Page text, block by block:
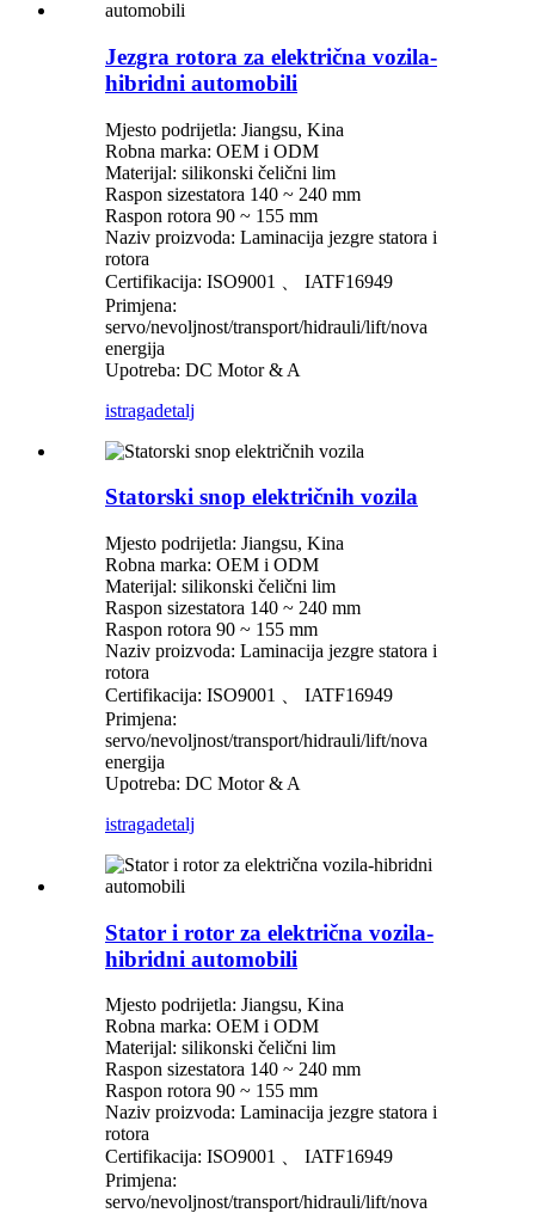
Jezgra rotora za električna vozila-
hibridni automobili
Mjesto podrijetla: Jiangsu, Kina
Robna marka: OEM i ODM
Materijal: silikonski čelični lim
Raspon sizestatora 140 ~ 240 mm
Raspon rotora 90 ~ 155 mm
Naziv proizvoda: Laminacija jezgre statora i
rotora
Certifikacija: ISO9001 、 IATF16949
Primjena:
servo/nevoljnost/transport/hidrauli/lift/nova
energija
Upotreba: DC Motor & A
istragadetalj
Statorski snop električnih vozila
Mjesto podrijetla: Jiangsu, Kina
Robna marka: OEM i ODM
Materijal: silikonski čelični lim
Raspon sizestatora 140 ~ 240 mm
Raspon rotora 90 ~ 155 mm
Naziv proizvoda: Laminacija jezgre statora i
rotora
Certifikacija: ISO9001 、 IATF16949
Primjena:
servo/nevoljnost/transport/hidrauli/lift/nova
energija
Upotreba: DC Motor & A
istragadetalj
Stator i rotor za električna vozila-
hibridni automobili
Mjesto podrijetla: Jiangsu, Kina
Robna marka: OEM i ODM
Materijal: silikonski čelični lim
Raspon sizestatora 140 ~ 240 mm
Raspon rotora 90 ~ 155 mm
Naziv proizvoda: Laminacija jezgre statora i
rotora
Certifikacija: ISO9001 、 IATF16949
Primjena:
servo/nevoljnost/transport/hidrauli/lift/nova